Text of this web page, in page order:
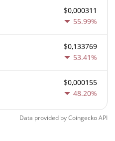
$0,000311
55.99%
$0,133769
53.41%
$0,000155
48.20%
Data provided byCoingeckoAPI